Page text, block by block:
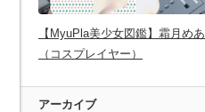
【MyuPla美少女図鑑】霜月めあ
（コスプレイヤー）
アーカイブ